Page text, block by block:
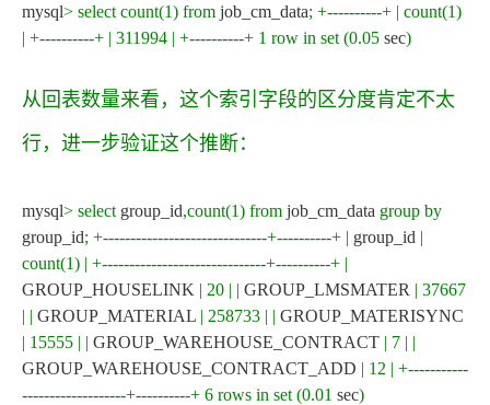
mysql> select count(1) from job_cm_data; +----------+ | count(1)
| +----------+ | 311994 | +----------+ 1 row in set (0.05 sec)
从回表数量来看，这个索引字段的区分度肯定不太
行，进一步验证这个推断：
mysql> select group_id,count(1) from job_cm_data group by
group_id; +------------------------------+----------+ | group_id |
count(1) | +------------------------------+----------+ |
GROUP_HOUSELINK | 20 | | GROUP_LMSMATER | 37667
| | GROUP_MATERIAL | 258733 | | GROUP_MATERISYNC
| 15555 | | GROUP_WAREHOUSE_CONTRACT | 7 | |
GROUP_WAREHOUSE_CONTRACT_ADD | 12 | +-----------
-------------------+----------+ 6 rows in set (0.01 sec)